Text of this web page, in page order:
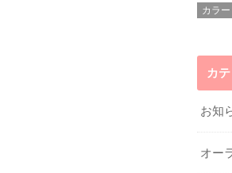
カラ
カ
お知
オー